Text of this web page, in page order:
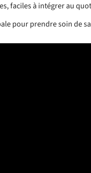
faciles à intégrer au
pour prendre soin de